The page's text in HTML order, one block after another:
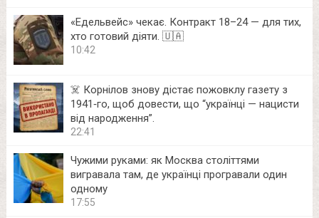
«Едельвейс» чекає. Контракт 18–24 — для тих,
хто готовий діяти. 🇺🇦
10:42
☠️ Корнілов знову дістає пожовклу газету з
1941‑го, щоб довести, що “українці — нацисти
від народження”.
22:41
Чужими руками: як Москва століттями
вигравала там, де українці програвали один
одному
17:55